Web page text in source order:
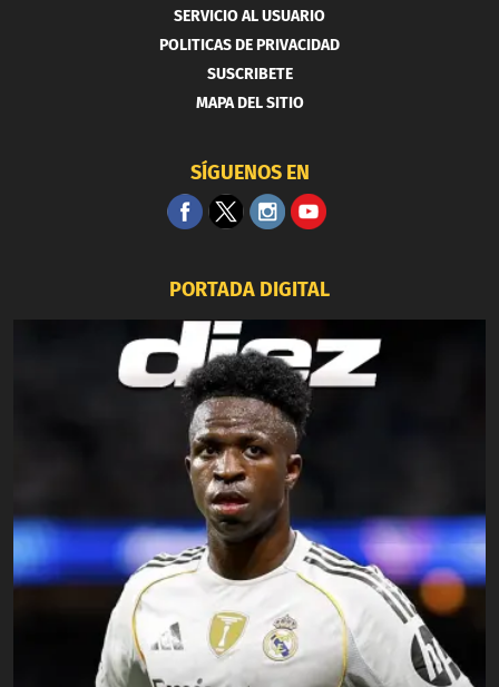
SERVICIO AL USUARIO
POLITICAS DE PRIVACIDAD
SUSCRIBETE
MAPA DEL SITIO
SÍGUENOS EN
PORTADA DIGITAL